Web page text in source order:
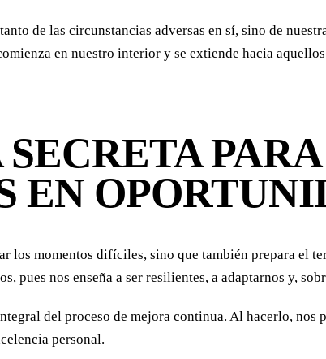
de las circunstancias adversas en sí, sino de
en nuestro interior y se extiende hacia
PARA
EN
los momentos difíciles, sino que también prepara el
nos enseña a ser resilientes, a adaptarnos y,
del proceso de mejora continua. Al hacerlo, nos
personal.